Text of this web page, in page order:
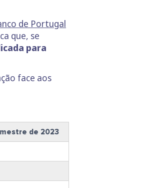
de Portugal
que, se
para
face aos
de 2023